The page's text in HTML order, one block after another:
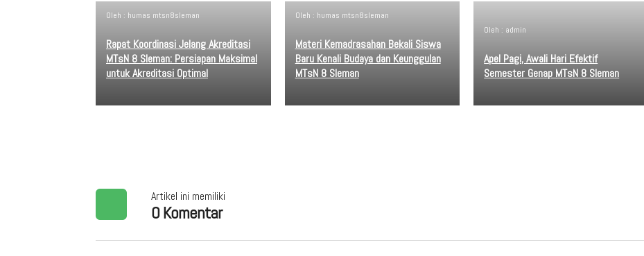
Oleh : humas mtsn8sleman
Rapat Koordinasi Jelang Akreditasi
MTsN 8 Sleman: Persiapan Maksimal
untuk Akreditasi Optimal
Oleh : humas mtsn8sleman
Materi Kemadrasahan Bekali Siswa
Baru Kenali Budaya dan Keunggulan
MTsN 8 Sleman
Oleh : admin
Apel Pagi, Awali Hari Efektif
Semester Genap MTsN 8 Sleman
Artikel ini memiliki
0 Komentar